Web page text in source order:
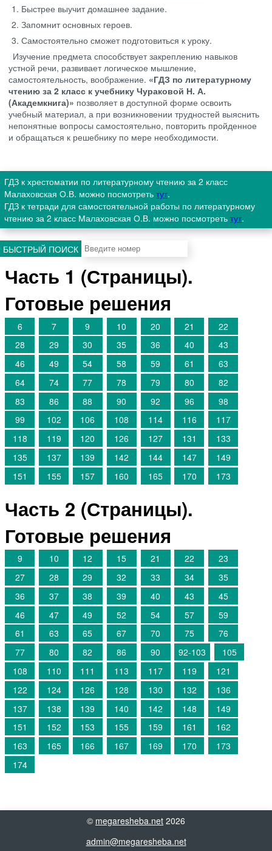
Быстрее выучит домашнее задание.
Запомнит основных героев.
Самостоятельно сможет подготовиться к уроку.
Изучение предмета способствует закреплению навыков
устной речи, развивает логическое мышление,
самостоятельность, воображение. «ГДЗ по литературному
чтению за 2 класс к учебнику Чураковой Н. А.
(Академкнига)» позволяет в доступной форме освоить
учебный материал, а при возникновении трудностей выяснить
непонятные вопросы самостоятельно, повторить пройденное
и обращаться к решебнику по мере необходимости.
ГДЗ к хрестоматии по литературному чтению за 2 класс
Малаховская О.В. можно посмотреть тут.
ГДЗ к тетради для самостоятельной работы по литературному
чтению за 2 класс Малаховская О.В. можно посмотреть тут.
БЫСТРЫЙ ПОИСК
Часть 1 (Страницы).
Готовые решения
6 7 9 10 20 21
22
28
29 30 35 36 40
43
46
49 54 58 59 61
63
64
74 77 78 79 80
82
83
86 88 90 92 96
98
99
102 106 108 114 116
117
118
119 120 126 127 131
133
135
137 139 142 144 147
149
151
155 157 160 165 170 173
Часть 2 (Страницы).
Готовые решения
9 10 12 15 21 22
23
27
28 29 32 33 34
35
36
37 38 39 40 43
45
46
47 49 52 54 57
59
61
63 65 67 70 75
76
77
80 82 86 90 92-103
105
108
110 111 113 117 119
121
122
124 126 128 130 132
136
137
138 139 140 142 148
149
151
152 153 155 159 161
162
163
165 166 167 169 170
173
174
© megaresheba.net 2026
admin@megaresheba.net